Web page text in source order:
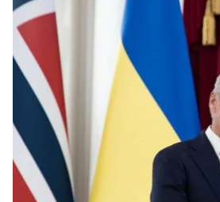
Президент
Норвегия готова
какое количество самолетов
Об этом норвежский
президентом Владимиром
Норвегия готова
Однако неизвестно, сколько
к новой системе